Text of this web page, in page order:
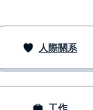
人際關系